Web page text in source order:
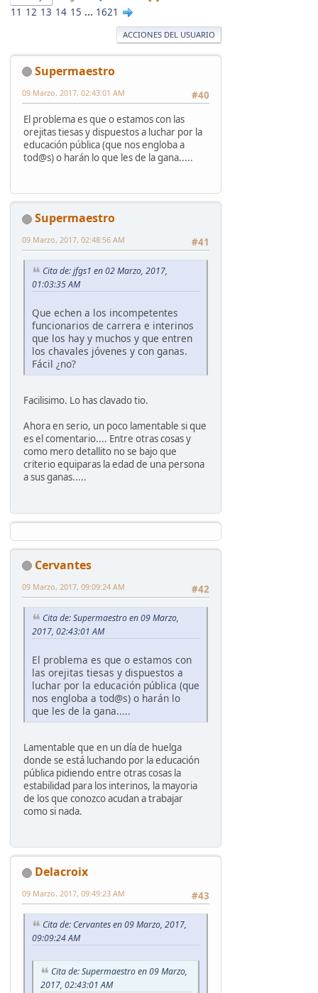
11 12 13 14 15 ... 1621
ACCIONES DEL USUARIO
Supermaestro
#40
09 Marzo, 2017, 02:43:01 AM
El problema es que o estamos con las
orejitas tiesas y dispuestos a luchar por la
educación pública (que nos engloba a
tod@s) o harán lo que les de la gana.....
Supermaestro
#41
09 Marzo, 2017, 02:48:56 AM
Cita de: jfgs1 en 02 Marzo, 2017,
01:03:35 AM
Que echen a los incompetentes
funcionarios de carrera e interinos
que los hay y muchos y que entren
los chavales jóvenes y con ganas.
Fácil ¿no?
Facilisimo. Lo has clavado tio.
Ahora en serio, un poco lamentable si que
es el comentario.... Entre otras cosas y
como mero detallito no se bajo que
criterio equiparas la edad de una persona
a sus ganas.....
Cervantes
#42
09 Marzo, 2017, 09:09:24 AM
Cita de: Supermaestro en 09 Marzo,
2017, 02:43:01 AM
El problema es que o estamos con
las orejitas tiesas y dispuestos a
luchar por la educación pública (que
nos engloba a tod@s) o harán lo
que les de la gana.....
Lamentable que en un día de huelga
donde se está luchando por la educación
pública pidiendo entre otras cosas la
estabilidad para los interinos, la mayoria
de los que conozco acudan a trabajar
como si nada.
Delacroix
#43
09 Marzo, 2017, 09:49:23 AM
Cita de: Cervantes en 09 Marzo, 2017,
09:09:24 AM
Cita de: Supermaestro en 09 Marzo,
2017, 02:43:01 AM